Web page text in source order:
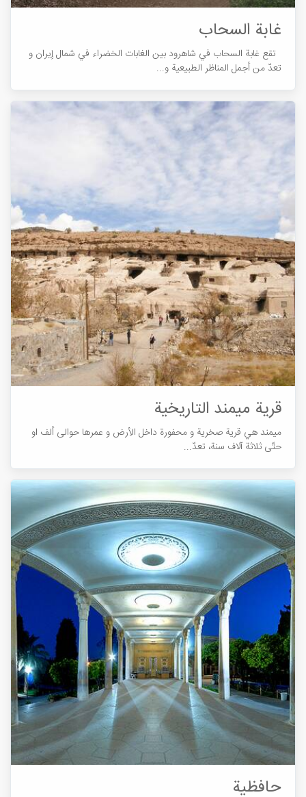
غابة السحاب
تقع غابة السحاب في شاهرود بين الغابات الخضراء في شمال إیران و
تعدّ من أجمل المناظر الطبیعية و...
قرية میمند التاریخیة
میمند هي قرية صخرية و محفورة داخل الأرض و عمرها حوالی ألف او
حتّی ثلاثة آلاف سنة، تعدّ...
حافظية